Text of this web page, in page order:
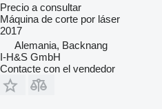
Precio a consultar
Máquina de corte por láser
2017
Alemania, Backnang
I-H&S GmbH
Contacte con el vendedor